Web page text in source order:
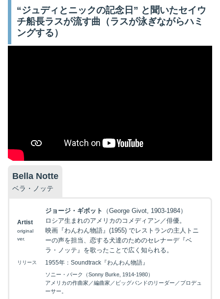
“ジュディとニックの記念日” と聞いたセイウ
チ船長ラスが流す曲（ラスが泳ぎながらハミ
ングする）
Bella Notte
ベラ・ノッテ
Artist
original
ver.
ジョージ・ギボット
（George Givot, 1903-1984）
ロシア生まれのアメリカのコメディアン／俳優。
映画『わんわん物語』(1955) でレストランの主人トニ
ーの声を担当、恋する犬達のためのセレナーデ『ベ
ラ・ノッテ』を歌ったことで広く知られる。
リリース 1955年：Soundtrack『わんわん物語』
ソニー・バーク（Sonny Burke, 1914-1980）
アメリカの作曲家／編曲家／ビッグバンドのリーダー／プロデュ
ーサー。